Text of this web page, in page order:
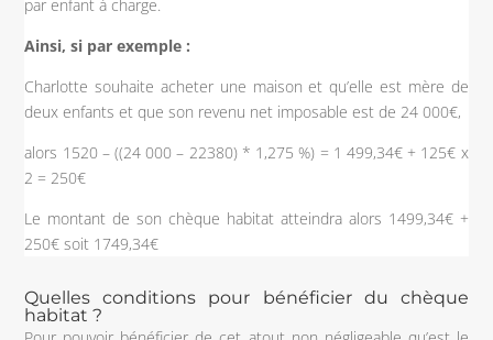
par enfant à charge.
Ainsi, si par exemple :
Charlotte souhaite acheter une maison et qu’elle est mère de
deux enfants et que son revenu net imposable est de 24 000€,
alors 1520 – ((24 000 – 22380) * 1,275 %) = 1 499,34€ + 125€ x
2 = 250€
Le montant de son chèque habitat atteindra alors 1499,34€ +
250€ soit 1749,34€
Quelles conditions pour bénéficier du chèque
habitat ?